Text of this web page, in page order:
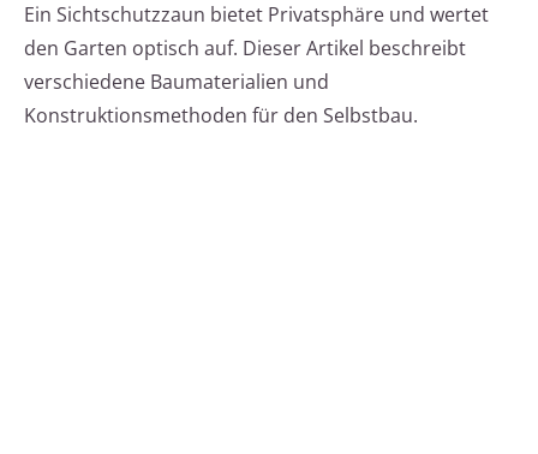
Ein Sichtschutzzaun bietet Privatsphäre und wertet
den Garten optisch auf. Dieser Artikel beschreibt
verschiedene Baumaterialien und
Konstruktionsmethoden für den Selbstbau.